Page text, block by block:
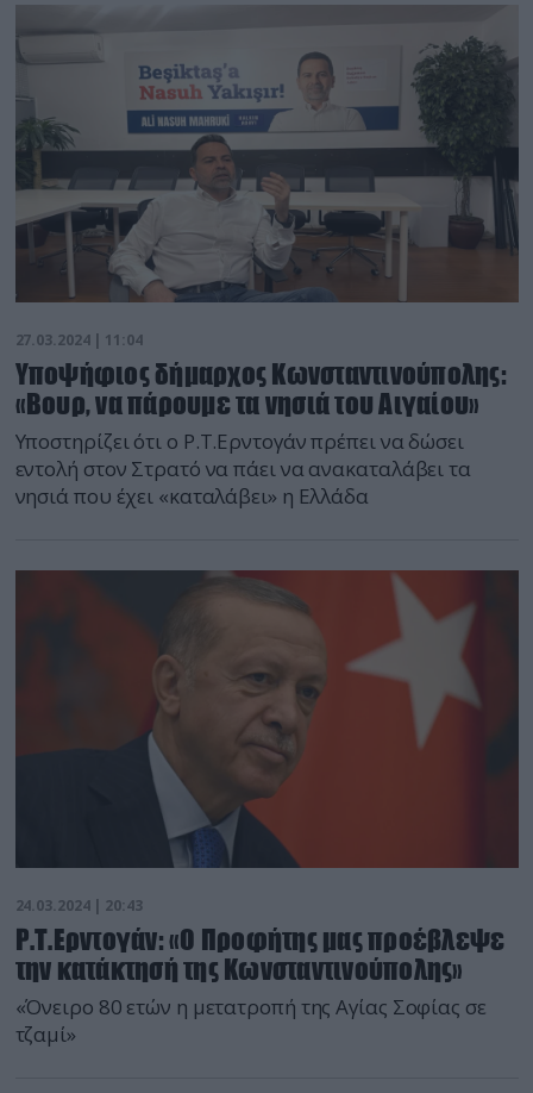
27.03.2024 | 11:04
Υποψήφιος δήμαρχος Κωνσταντινούπολης:
«Βουρ, να πάρουμε τα νησιά του Αιγαίου»
Υποστηρίζει ότι ο Ρ.Τ.Ερντογάν πρέπει να δώσει
εντολή στον Στρατό να πάει να ανακαταλάβει τα
νησιά που έχει «καταλάβει» η Ελλάδα
24.03.2024 | 20:43
Ρ.Τ.Ερντογάν: «Ο Προφήτης μας προέβλεψε
την κατάκτησή της Κωνσταντινούπολης»
«Όνειρο 80 ετών η μετατροπή της Αγίας Σοφίας σε
τζαμί»